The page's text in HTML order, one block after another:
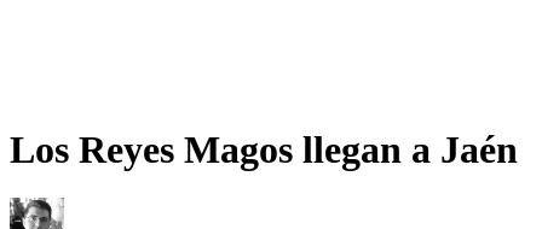
Los Reyes Magos llegan a Jaén